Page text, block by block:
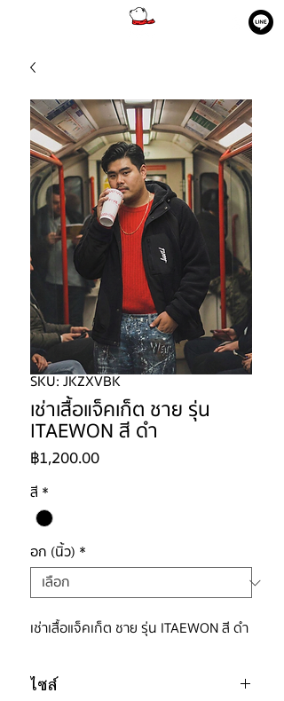
SKU: JKZXVBK
เช่าเสื้อแจ็คเก็ต ชาย รุ่น
ITAEWON สี ดำ
฿1,200.00ราคา
สี *
อก (นิ้ว) *
เช่าเสื้อแจ็คเก็ต ชาย รุ่น ITAEWON สี ดำ
ไซส์